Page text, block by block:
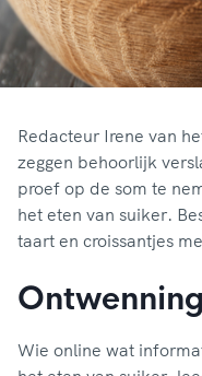
Redacteur Irene van
zeggen behoorlijk
proef op de som te
het eten van suiker.
taart en croissantjes
Wie online wat